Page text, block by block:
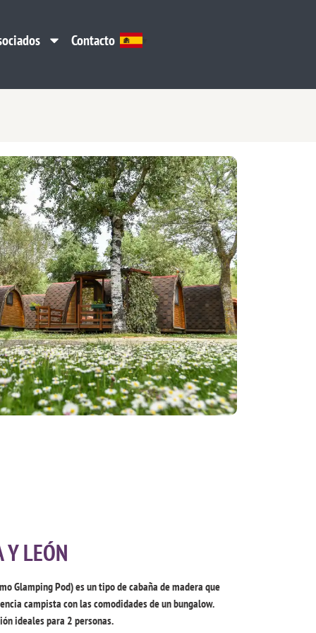
Contacto
Y LEÓN
Glamping Pod) es un tipo de cabaña de madera que
campista con las comodidades de un bungalow.
ideales para 2 personas.